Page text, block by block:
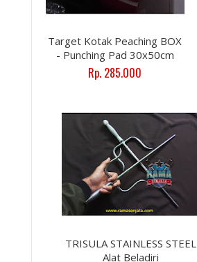
Target Kotak Peaching BOX
- Punching Pad 30x50cm
Rp. 285.000
TRISULA STAINLESS STEEL
Alat Beladiri